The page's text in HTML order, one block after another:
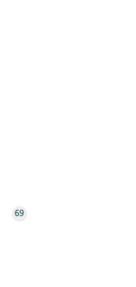
69